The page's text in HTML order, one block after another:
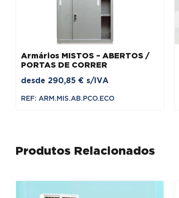
Armários MISTOS – ABERTOS /
PORTAS DE CORRER
desde 290,85 € s/IVA
REF: ARM.MIS.AB.PCO.ECO
Produtos Relacionados